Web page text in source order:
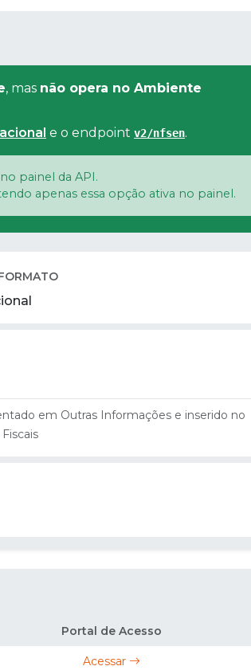
, mas não opera no Ambiente
e o endpoint v2/nfsen.
painel da API.
apenas essa opção ativa no painel.
em Outras Informações e inserido no
Portal de Acesso
Acessar